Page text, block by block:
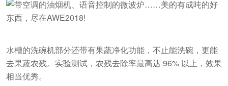
水槽的洗碗机部分还带有果蔬净化功能，不止能洗碗，更能
去果蔬农残。实验测试，农残去除率最高达 96% 以上，效果
相当优秀。